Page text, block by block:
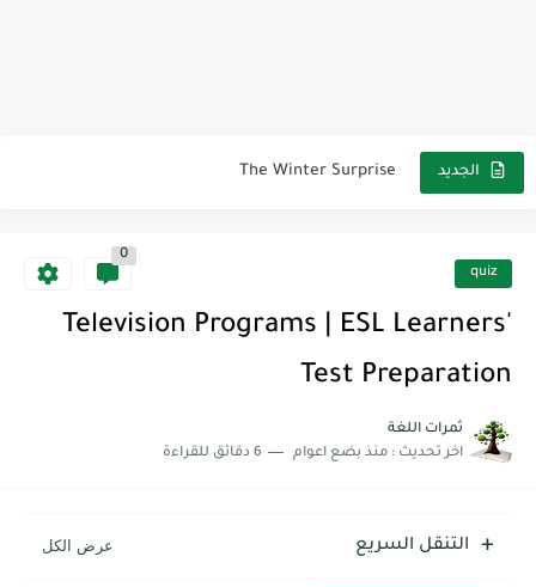
الجديد The Winter Surprise
أهمية تعلم قواعد اللغة الإنجليزية | مكونات الجملة في اللغة...
شرح قسم القراءة لكل وحدات الكتاب Super Goal 3 -...
quiz
0
Television Programs | ESL Learners'
Test Preparation
ثمرات اللغة
اخر تحديث : منذ بضع اعوام 6 دقائق للقراءة
التنقل السريع